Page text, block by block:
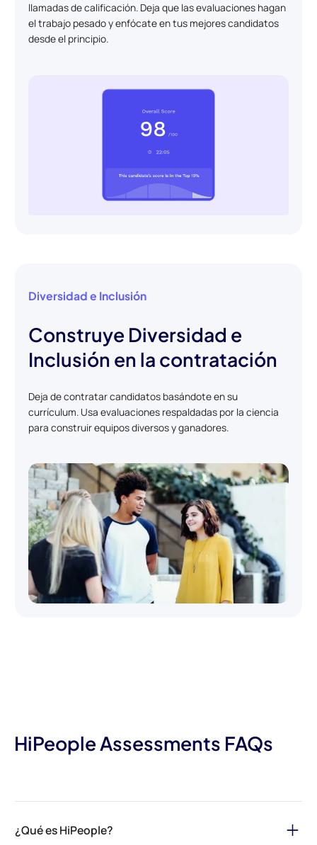
llamadas de calificación. Deja que las evaluaciones hagan
el trabajo pesado y enfócate en tus mejores candidatos
desde el principio.
Diversidad e Inclusión
Construye Diversidad e
Inclusión en la contratación
Deja de contratar candidatos basándote en su
currículum. Usa evaluaciones respaldadas por la ciencia
para construir equipos diversos y ganadores.
HiPeople Assessments FAQs
¿Qué es HiPeople?